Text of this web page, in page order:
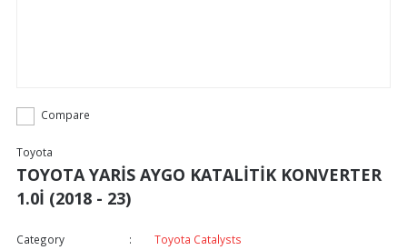
Compare
Toyota
TOYOTA YARİS AYGO KATALİTİK KONVERTER
1.0İ (2018 - 23)
Category
Toyota Catalysts